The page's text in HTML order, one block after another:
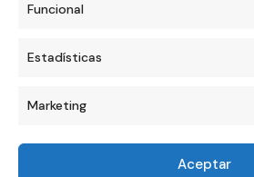
Funcional
Estadísticas
Marketing
Aceptar